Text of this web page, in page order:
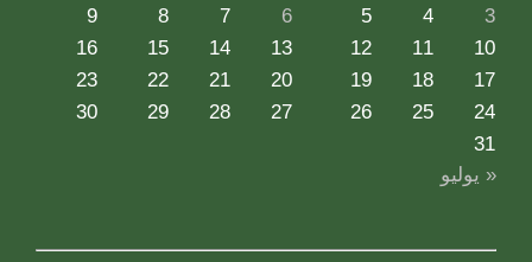
3
4
5
6
7
8
9
10
11
12
13
14
15
16
17
18
19
20
21
22
23
24
25
26
27
28
29
30
31
« يوليو